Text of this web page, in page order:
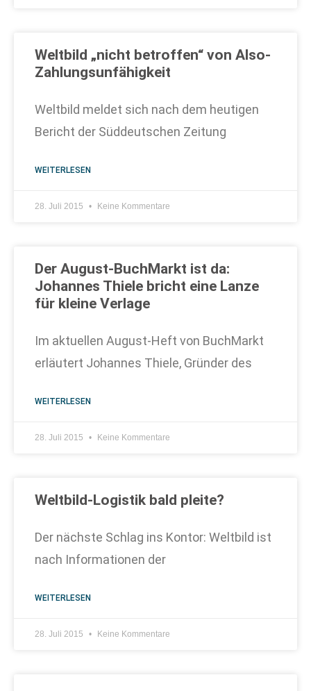
Weltbild „nicht betroffen“ von Also-
Zahlungsunfähigkeit
Weltbild meldet sich nach dem heutigen
Bericht der Süddeutschen Zeitung
WEITERLESEN
28. Juli 2015 Keine Kommentare
Der August-BuchMarkt ist da:
Johannes Thiele bricht eine Lanze
für kleine Verlage
Im aktuellen August-Heft von BuchMarkt
erläutert Johannes Thiele, Gründer des
WEITERLESEN
28. Juli 2015 Keine Kommentare
Weltbild-Logistik bald pleite?
Der nächste Schlag ins Kontor: Weltbild ist
nach Informationen der
WEITERLESEN
28. Juli 2015 Keine Kommentare